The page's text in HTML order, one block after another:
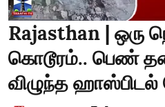
Rajasthan | ஒரு
கொடூரம்.. பெண்
விழுந்த ஹாஸ்பிடல்